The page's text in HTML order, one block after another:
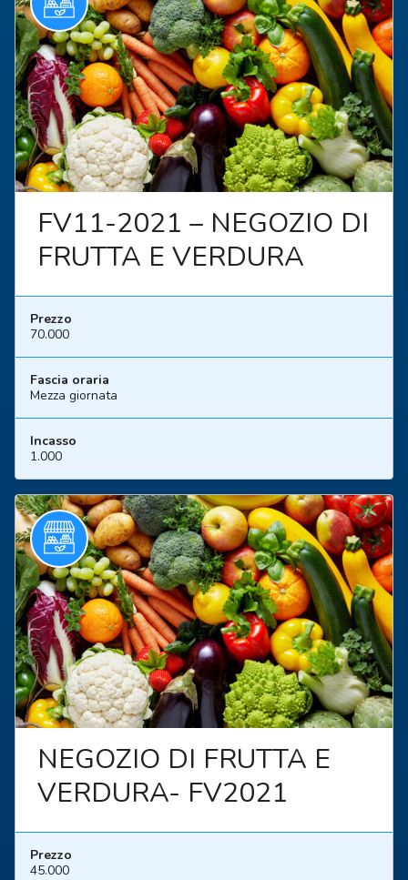
FV11-2021 – NEGOZIO DI
FRUTTA E VERDURA
Prezzo
70.000
Fascia oraria
Mezza giornata
Incasso
1.000
NEGOZIO DI FRUTTA E
VERDURA- FV2021
Prezzo
45.000